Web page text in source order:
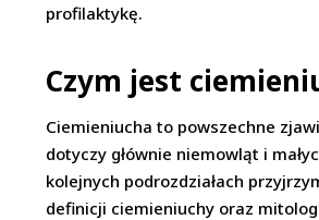
profilaktykę.
Czym jest
Ciemieniucha to powszechne
dotyczy głównie niemowląt i
kolejnych podrozdziałach
definicji ciemieniuchy oraz